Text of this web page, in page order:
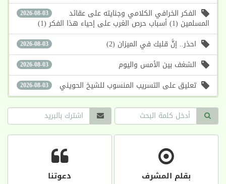
2026-08-03 الفكر الخرافي الكلامي وجنايته على عقائد
المسلمين (1) أسباب حرص الغرب على إحياء هذا الفكر (1)
2026-08-03 احذر.. إنَّ قلبك في الميزان (2)
2026-08-03 الشغف بين الأمس واليوم
2026-08-03 تعليق على التسريب المنسوب للشيخ الحويني
بقلم المشرف دعوتنا